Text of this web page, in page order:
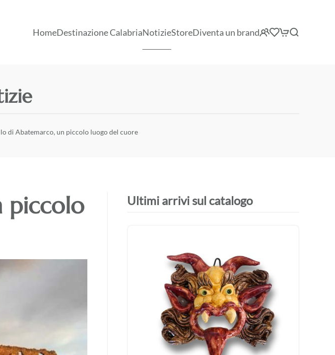
HomeDestinazione CalabriaNotizieStoreDiventa un brand
di Abatemarco, un piccolo luogo del cuore
piccolo
Ultimi arrivi sul catalogo